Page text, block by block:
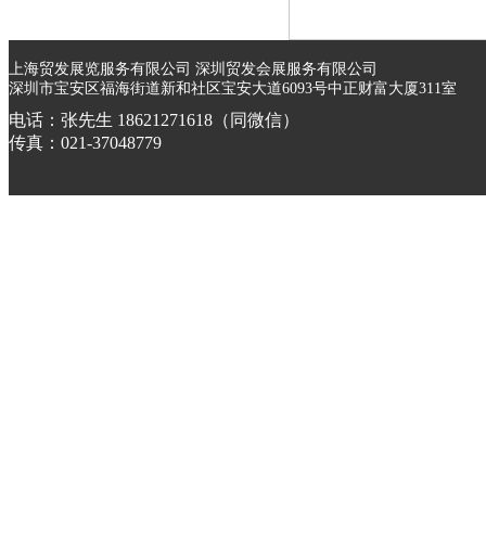
上海贸发展览服务有限公司 深圳贸发会展服务有限公司
深圳市宝安区福海街道新和社区宝安大道6093号中正财富大厦311室
电话：张先生 18621271618（同微信）
传真：021-37048779